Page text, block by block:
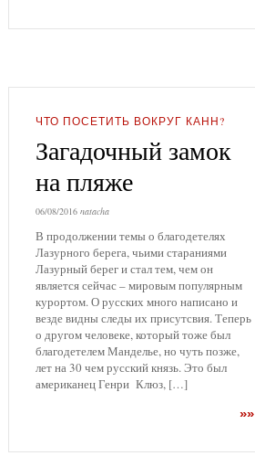
ЧТО ПОСЕТИТЬ ВОКРУГ КАНН?
Загадочный замок
на пляже
06/08/2016 natacha
В продолжении темы о благодетелях
Лазурного берега, чьими стараниями
Лазурный берег и стал тем, чем он
является сейчас – мировым популярным
курортом. О русских много написано и
везде видны следы их присутсвия. Теперь
о другом человеке, который тоже был
благодетелем Манделье, но чуть позже,
лет на 30 чем русский князь. Это был
американец Генри Клюз, […]
»»